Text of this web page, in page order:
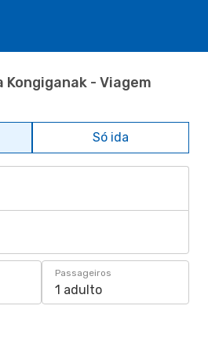
- Viagem
Só ida
Passageiros
1 adulto